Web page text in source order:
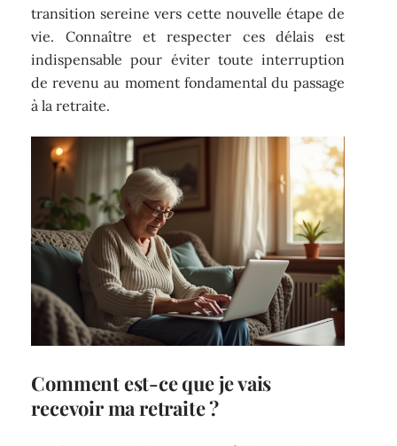
transition sereine vers cette nouvelle étape de
vie. Connaître et respecter ces délais est
indispensable pour éviter toute interruption
de revenu au moment fondamental du passage
à la retraite.
Comment est-ce que je vais
recevoir ma retraite ?